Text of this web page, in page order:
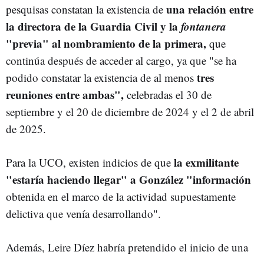
pesquisas constatan la existencia de una relación entre
la directora de la Guardia Civil y la fontanera
"previa" al nombramiento de la primera, que
continúa después de acceder al cargo, ya que "se ha
podido constatar la existencia de al menos tres
reuniones entre ambas", celebradas el 30 de
septiembre y el 20 de diciembre de 2024 y el 2 de abril
de 2025.
Para la UCO, existen indicios de que la exmilitante
"estaría haciendo llegar" a González "información
obtenida en el marco de la actividad supuestamente
delictiva que venía desarrollando".
Además, Leire Díez habría pretendido el inicio de una